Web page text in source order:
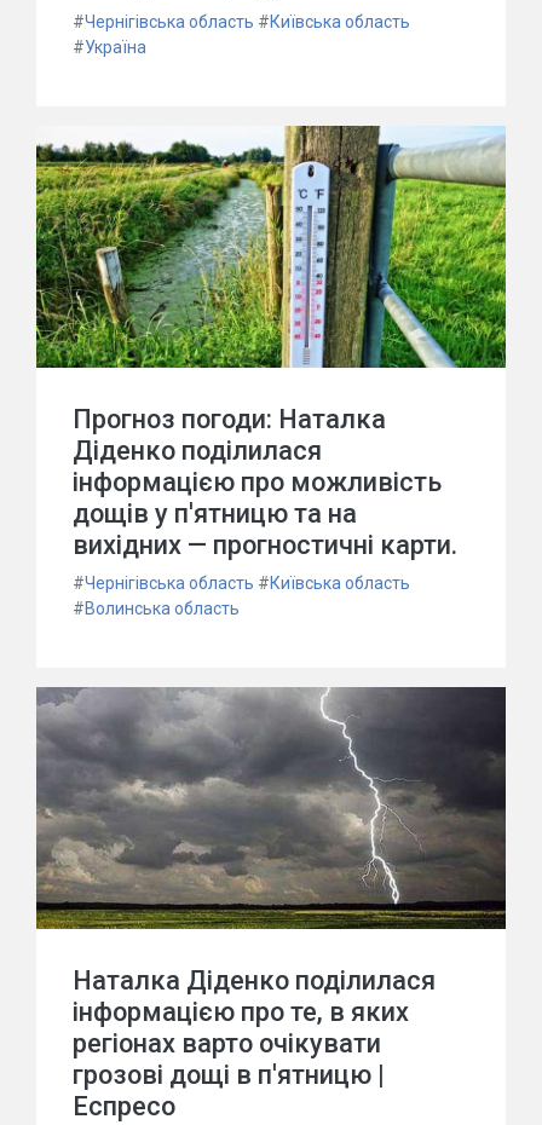
#Чернігівська область #Київська область
#Україна
Прогноз погоди: Наталка
Діденко поділилася
інформацією про можливість
дощів у п'ятницю та на
вихідних — прогностичні карти.
#Чернігівська область #Київська область
#Волинська область
Наталка Діденко поділилася
інформацією про те, в яких
регіонах варто очікувати
грозові дощі в п'ятницю |
Еспресо